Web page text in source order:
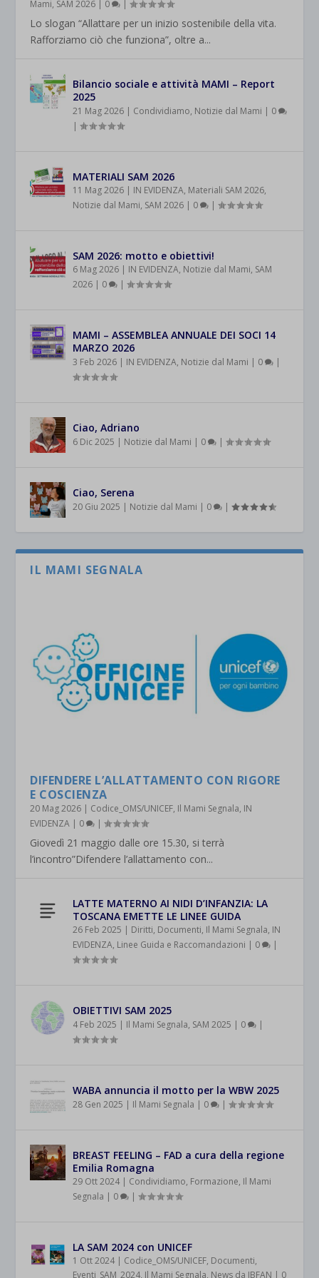
Mami, SAM 2026 | 0 |
Lo slogan “Allattare per un inizio sostenibile della vita.
Rafforziamo ciò che funziona”, oltre a...
Bilancio sociale e attività MAMI – Report
2025
21 Mag 2026 | Condividiamo, Notizie dal Mami | 0
|
MATERIALI SAM 2026
11 Mag 2026 | IN EVIDENZA, Materiali SAM 2026,
Notizie dal Mami, SAM 2026 | 0 |
SAM 2026: motto e obiettivi!
6 Mag 2026 | IN EVIDENZA, Notizie dal Mami, SAM
2026 | 0 |
MAMI – ASSEMBLEA ANNUALE DEI SOCI 14
MARZO 2026
3 Feb 2026 | IN EVIDENZA, Notizie dal Mami | 0 |
Ciao, Adriano
6 Dic 2025 | Notizie dal Mami | 0 |
Ciao, Serena
20 Giu 2025 | Notizie dal Mami | 0 |
IL MAMI SEGNALA
DIFENDERE L’ALLATTAMENTO CON RIGORE
E COSCIENZA
20 Mag 2026 | Codice_OMS/UNICEF, Il Mami Segnala, IN
EVIDENZA | 0 |
Giovedì 21 maggio dalle ore 15.30, si terrà
l’incontro”Difendere l’allattamento con...
LATTE MATERNO AI NIDI D’INFANZIA: LA
TOSCANA EMETTE LE LINEE GUIDA
26 Feb 2025 | Diritti, Documenti, Il Mami Segnala, IN
EVIDENZA, Linee Guida e Raccomandazioni | 0 |
OBIETTIVI SAM 2025
4 Feb 2025 | Il Mami Segnala, SAM 2025 | 0 |
WABA annuncia il motto per la WBW 2025
28 Gen 2025 | Il Mami Segnala | 0 |
BREAST FEELING – FAD a cura della regione
Emilia Romagna
29 Ott 2024 | Condividiamo, Formazione, Il Mami
Segnala | 0 |
LA SAM 2024 con UNICEF
1 Ott 2024 | Codice_OMS/UNICEF, Documenti,
Eventi_SAM_2024, Il Mami Segnala, News da IBFAN | 0